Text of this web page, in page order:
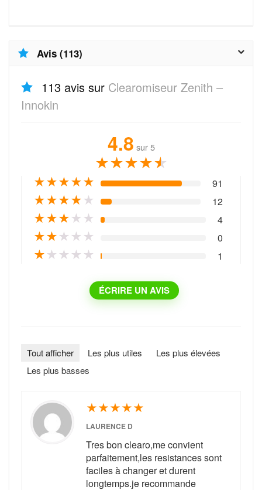
Avis (113)
113 avis sur Clearomiseur Zenith –
Innokin
4.8 sur 5
★★★★★
★★★★★ 91
★★★★★ 12
★★★★ ★ 4
★★★ ★ ★ 0
★★ ★ ★ ★ 1
ÉCRIRE UN AVIS
Tout afficher Les plus utiles
Les plus élevées
Les plus basses
★★★★★
LAURENCE D
Tres bon clearo,me convient
parfaitement,les resistances sont
faciles à changer et durent
longtemps.je recommande